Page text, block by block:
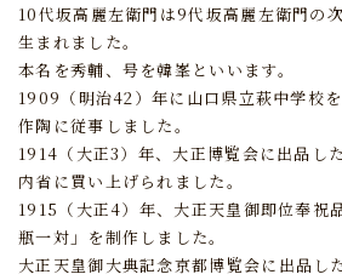
10代坂高麗左衛門は9代坂高麗左衛門の
生まれました。
本名を秀輔、号を韓峯といいます。
1909（明治42）年に山口県立萩中学校
作陶に従事しました。
1914（大正3）年、大正博覧会に出品し
内省に買い上げられました。
1915（大正4）年、大正天皇御即位奉祝
瓶一対」を制作しました。
大正天皇御大典記念京都博覧会に出品し